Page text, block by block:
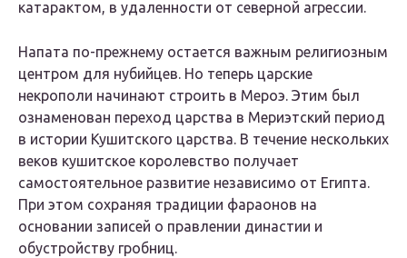
катарактом, в удаленности от северной агрессии.
Напата по-прежнему остается важным религиозным
центром для нубийцев. Но теперь царские
некрополи начинают строить в Мероэ. Этим был
ознаменован переход царства в Мериэтский период
в истории Кушитского царства. В течение нескольких
веков кушитское королевство получает
самостоятельное развитие независимо от Египта.
При этом сохраняя традиции фараонов на
основании записей о правлении династии и
обустройству гробниц.